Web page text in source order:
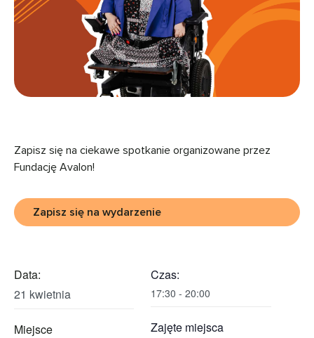
Zapisz się na ciekawe spotkanie organizowane przez
Fundację Avalon!
Zapisz się na wydarzenie
Data:
21 kwietnia
Miejsce
Czas:
17:30 - 20:00
Zajęte miejsca